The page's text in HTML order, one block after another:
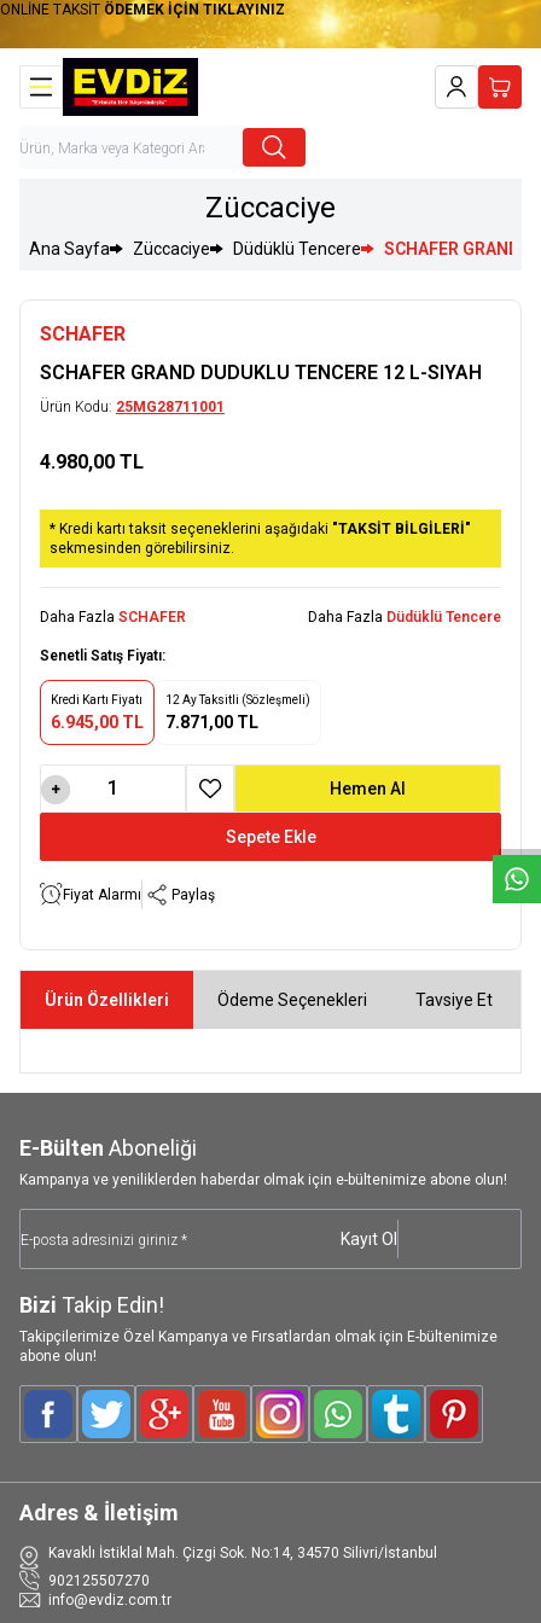
ONLİNE TAKSİT ÖDEMEK İÇİN TIKLAYINIZ
Hesabım
Züccaciye
Ana Sayfa Züccaciye Düdüklü Tencere SCHAFER GRAND
SCHAFER
SCHAFER GRAND DUDUKLU TENCERE 12 L-SIYAH
Ürün Kodu: 25MG28711001
4.980,00 TL
* Kredi kartı taksit seçeneklerini aşağıdaki "TAKSİT BİLGİLERİ"
sekmesinden görebilirsiniz.
Daha Fazla SCHAFER Daha Fazla Düdüklü Tencere
Senetli Satış Fiyatı:
Kredi Kartı Fiyatı
6.945,00 TL
12 Ay Taksitli (Sözleşmeli)
7.871,00 TL
Sepete Ekle
Hemen Al
Favoriye Ekle
Fiyat Alarmı Paylaş
Ürün Özellikleri Ödeme Seçenekleri Tavsiye Et
E-Bülten Aboneliği
Kampanya ve yeniliklerden haberdar olmak için e-bültenimize abone olun!
Kayıt Ol
Bizi Takip Edin!
Takipçilerimize Özel Kampanya ve Fırsatlardan olmak için E-bültenimize
abone olun!
FacebookTwitterGoogle-PlusYoutubeInstagramWhatsAppTumblrPinterest
Adres & İletişim
Kavaklı İstiklal Mah. Çizgi Sok. No:14, 34570 Silivri/İstanbul
902125507270
info@evdiz.com.tr